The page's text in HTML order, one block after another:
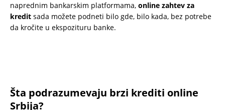
naprednim bankarskim platformama, online zahtev za
kredit sada možete podneti bilo gde, bilo kada, bez potrebe
da kročite u ekspozituru banke.
Šta podrazumevaju brzi krediti online
Srbija?